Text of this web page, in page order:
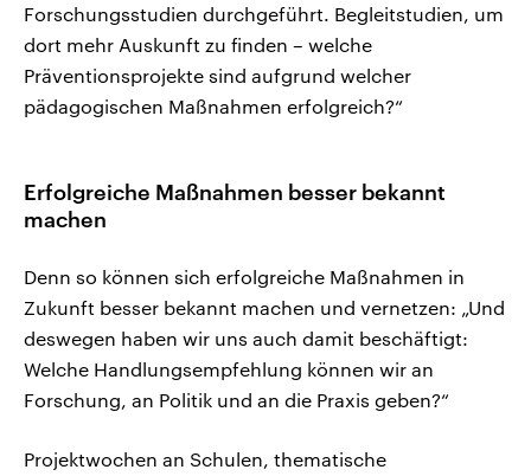
Forschungsstudien durchgeführt. Begleitstudien, um
dort mehr Auskunft zu finden – welche
Präventionsprojekte sind aufgrund welcher
pädagogischen Maßnahmen erfolgreich?“
Erfolgreiche Maßnahmen besser bekannt
machen
Denn so können sich erfolgreiche Maßnahmen in
Zukunft besser bekannt machen und vernetzen: „Und
deswegen haben wir uns auch damit beschäftigt:
Welche Handlungsempfehlung können wir an
Forschung, an Politik und an die Praxis geben?“
Projektwochen an Schulen, thematische